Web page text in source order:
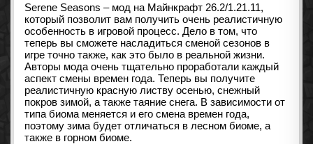
Serene Seasons – мод на Майнкрафт 26.2/1.21.11,
который позволит вам получить очень реалистичную
особенность в игровой процесс. Дело в том, что
теперь вы сможете насладиться сменой сезонов в
игре точно также, как это было в реальной жизни.
Авторы мода очень тщательно проработали каждый
аспект смены времен года. Теперь вы получите
реалистичную красную листву осенью, снежный
покров зимой, а также таяние снега. В зависимости от
типа биома меняется и его смена времен года,
поэтому зима будет отличаться в лесном биоме, а
также в горном биоме.